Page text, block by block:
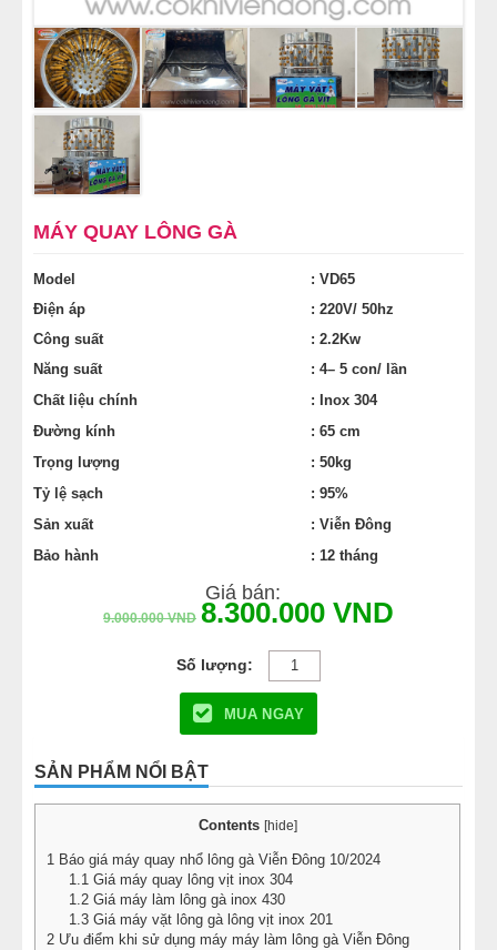
MÁY QUAY LÔNG GÀ
Model
: VD65
Điện áp
: 220V/ 50hz
Công suất
: 2.2Kw
Năng suất
: 4– 5 con/ lần
Chất liệu chính
: Inox 304
Đường kính
: 65 cm
Trọng lượng
: 50kg
Tỷ lệ sạch
: 95%
Sản xuất
: Viễn Đông
Bảo hành
: 12 tháng
Giá bán:
9.000.000VND 8.300.000 VND
MUA NGAY
SẢN PHẨM NỔI BẬT
Contents [hide]
1 Báo giá máy quay nhổ lông gà Viễn Đông 10/2024
1.1Giá máy quay lông vịt inox 304
1.2Giá máy làm lông gà inox 430
1.3Giá máy vặt lông gà lông vịt inox 201
2 Ưu điểm khi sử dụng máy máy làm lông gà Viễn Đông